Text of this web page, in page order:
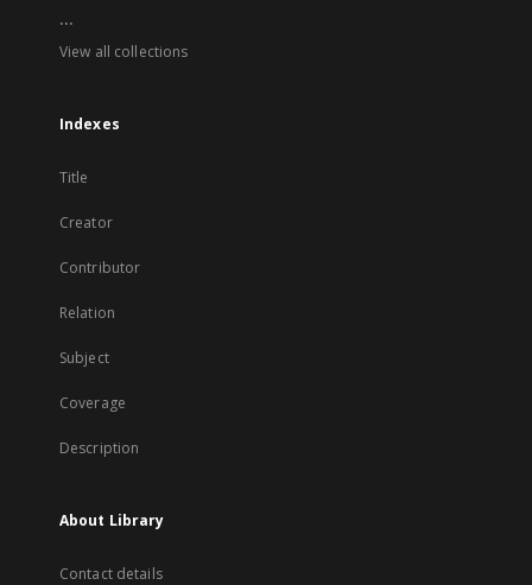
...
View all collections
Indexes
Title
Creator
Contributor
Relation
Subject
Coverage
Description
About Library
Contact details